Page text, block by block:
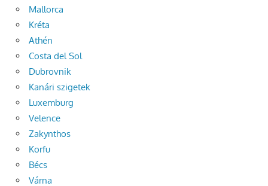
Mallorca
Kréta
Athén
Costa del Sol
Dubrovnik
Kanári szigetek
Luxemburg
Velence
Zakynthos
Korfu
Bécs
Várna